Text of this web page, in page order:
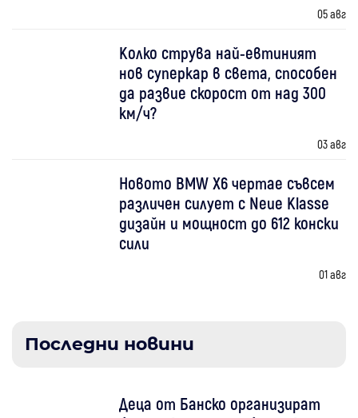
05 авг
Колко струва най-евтиният
нов суперкар в света, способен
да развие скорост от над 300
км/ч?
03 авг
Новото BMW X6 чертае съвсем
различен силует с Neue Klasse
дизайн и мощност до 612 конски
сили
01 авг
Последни новини
Деца от Банско организират